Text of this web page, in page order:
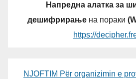
Напредна алатка за
дешифрирањена пораки
https://
NJOFTIM Për organizimin e